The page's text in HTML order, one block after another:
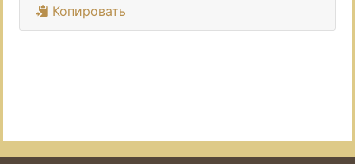
Копировать